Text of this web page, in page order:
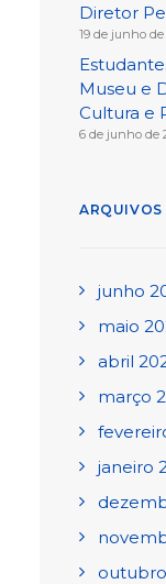
Diretor
19 de junho
Museu e
Cultura e
6 de junho de
ARQUIVOS
junho
maio
abril
março
janeiro